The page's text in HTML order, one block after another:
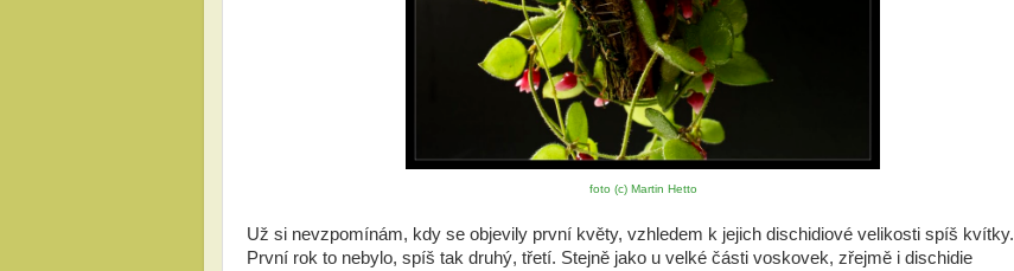
foto (c) Martin Hetto
Už si nevzpomínám, kdy se objevily první květy, vzhledem k jejich dischidiové velikosti spíš kvítky.
První rok to nebylo, spíš tak druhý, třetí. Stejně jako u velké části voskovek, zřejmě i dischidie